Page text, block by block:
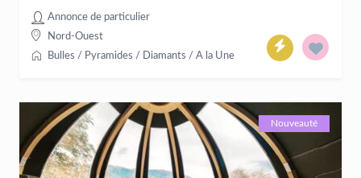
Annonce de particulier
Nord-Ouest
Bulles / Pyramides / Diamants / A la Une
Nouveauté